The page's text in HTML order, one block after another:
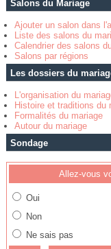
Salons du Mariage
Ajouter un salon dans
Liste des salons du
Calendrier des salons
Salons par régions
Les dossiers du
L'organisation du
Histoire et traditions du
Formalités du mariage
Autour du mariage
Sondage
Allez-vous
Oui
Non
Ne sais pas